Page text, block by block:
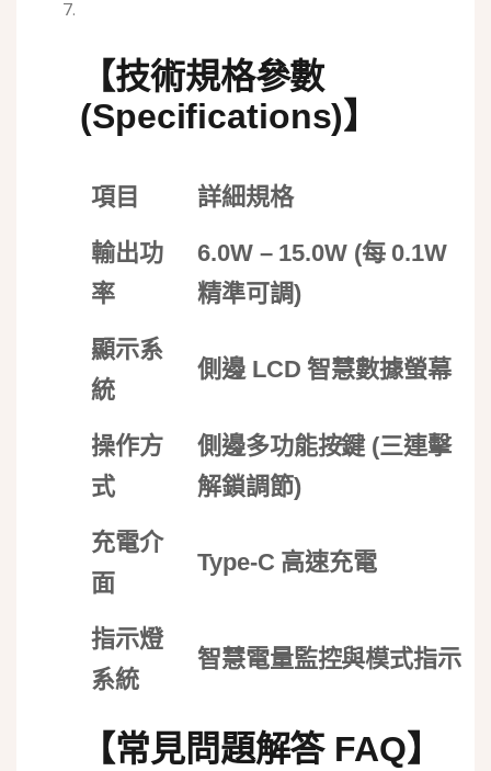
【技術規格參數
(Specifications)】
項目 詳細規格
輸出功
率
6.0W – 15.0W (每 0.1W
精準可調)
顯示系
統
側邊 LCD 智慧數據螢幕
操作方
式
側邊多功能按鍵 (三連擊
解鎖調節)
充電介
面
Type-C 高速充電
指示燈
系統
智慧電量監控與模式指示
【常見問題解答 FAQ】